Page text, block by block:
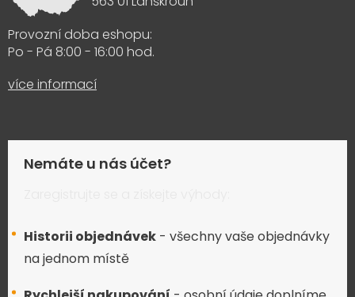
Provozní doba eshopu:
Po - Pá 8:00 - 16:00 hod.
více informací
Nemáte u nás účet?
Historii objednávek - všechny vaše objednávky
na jednom místě